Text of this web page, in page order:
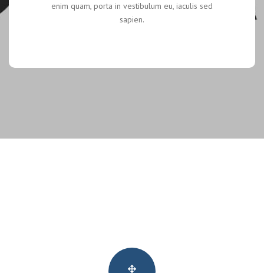
enim quam, porta in vestibulum eu, iaculis sed
sapien.